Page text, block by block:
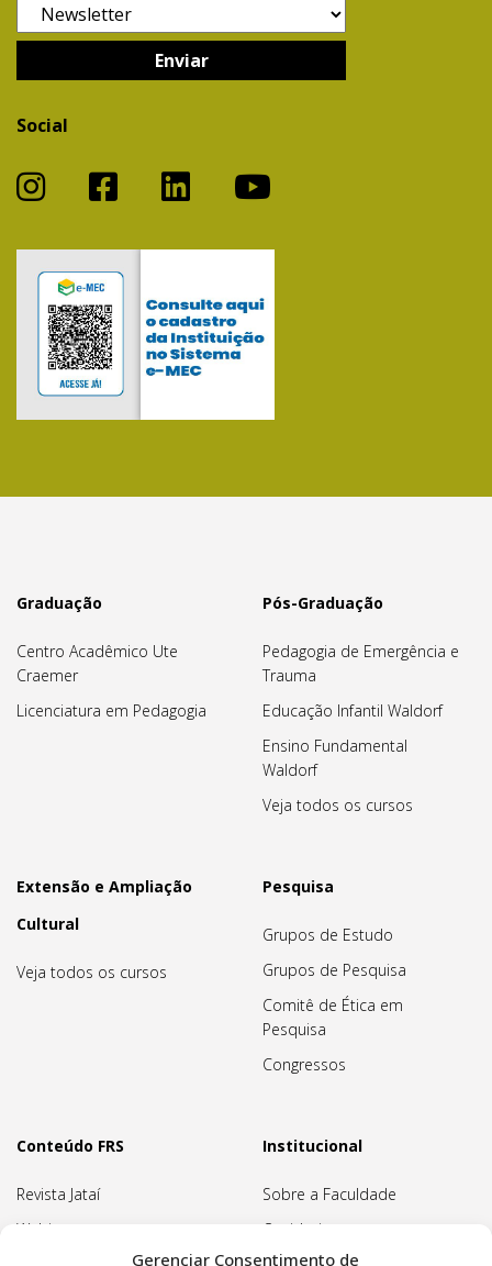
Gerenciar Consentimento de
Social
Graduação
Centro Acadêmico Ute
Craemer
Licenciatura em Pedagogia
Pós-Graduação
Pedagogia de Emergência e
Trauma
Educação Infantil Waldorf
Ensino Fundamental
Waldorf
Veja todos os cursos
Extensão e Ampliação
Cultural
Veja todos os cursos
Pesquisa
Grupos de Estudo
Grupos de Pesquisa
Comitê de Ética em
Pesquisa
Congressos
Conteúdo FRS
Revista Jataí
Webinars
Institucional
Sobre a Faculdade
Ouvidoria